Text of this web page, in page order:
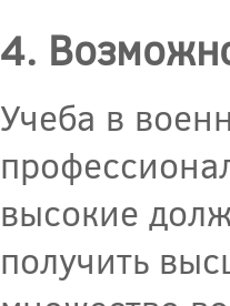
4.
Учеба в
высокие
получить